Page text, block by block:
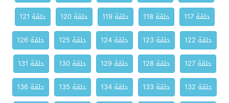
حلقة 117
حلقة 118 حلقة 119 حلقة 120
حلقة 121
حلقة 122
حلقة 123 حلقة 124 حلقة 125
حلقة 126
حلقة 127
حلقة 128 حلقة 129 حلقة 130
حلقة 131
حلقة 132
حلقة 133 حلقة 134 حلقة 135
حلقة 136